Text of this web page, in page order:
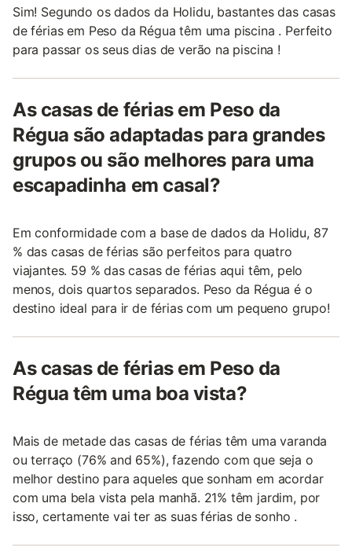
Sim! Segundo os dados da Holidu, bastantes das casas
de férias em Peso da Régua têm uma piscina . Perfeito
para passar os seus dias de verão na piscina !
As casas de férias em Peso da
Régua são adaptadas para grandes
grupos ou são melhores para uma
escapadinha em casal?
Em conformidade com a base de dados da Holidu, 87
% das casas de férias são perfeitos para quatro
viajantes. 59 % das casas de férias aqui têm, pelo
menos, dois quartos separados. Peso da Régua é o
destino ideal para ir de férias com um pequeno grupo!
As casas de férias em Peso da
Régua têm uma boa vista?
Mais de metade das casas de férias têm uma varanda
ou terraço (76% and 65%), fazendo com que seja o
melhor destino para aqueles que sonham em acordar
com uma bela vista pela manhã. 21% têm jardim, por
isso, certamente vai ter as suas férias de sonho .